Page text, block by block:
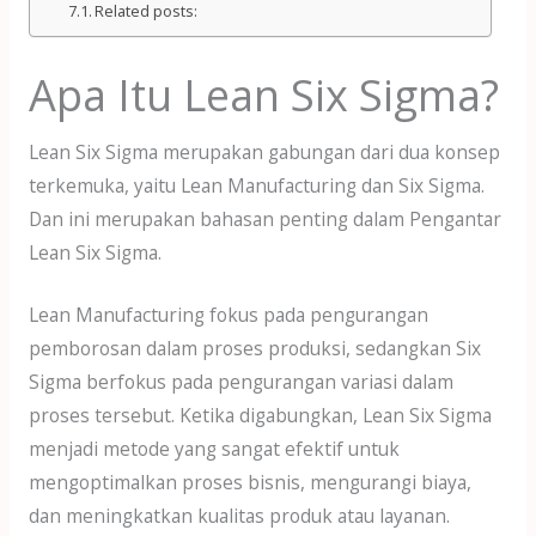
Related posts:
Apa Itu Lean Six Sigma?
Lean Six Sigma merupakan gabungan dari dua konsep
terkemuka, yaitu Lean Manufacturing dan Six Sigma.
Dan ini merupakan bahasan penting dalam Pengantar
Lean Six Sigma.
Lean Manufacturing fokus pada pengurangan
pemborosan dalam proses produksi, sedangkan Six
Sigma berfokus pada pengurangan variasi dalam
proses tersebut. Ketika digabungkan, Lean Six Sigma
menjadi metode yang sangat efektif untuk
mengoptimalkan proses bisnis, mengurangi biaya,
dan meningkatkan kualitas produk atau layanan.